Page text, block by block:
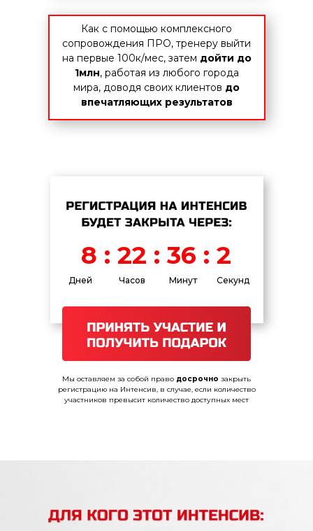
Как с помощью комплексного
сопровождения ПРО, тренеру выйти
на первые 100к/мес, затем дойти до
1млн, работая из любого города
мира, доводя своих клиентов до
впечатляющих результатов
8 : 22 : 36 : 2
Дней Часов Минут Секунд
Мы оставляем за собой право досрочно закрыть
регистрацию на Интенсив, в случае, если количество
участников превысит количество доступных мест